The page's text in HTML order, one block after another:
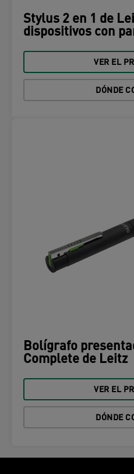
Stylus 2 en 1 de
dispositivos con
VER EL
DÓNDE
Bolígrafo
Complete de Leitz
VER EL
DÓNDE